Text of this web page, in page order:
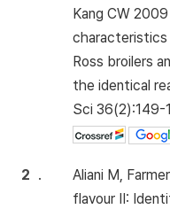
Kang CW
characteristics
Ross broilers
the identical
Sci 36(2):149-
2 .
Aliani M,
flavour II: